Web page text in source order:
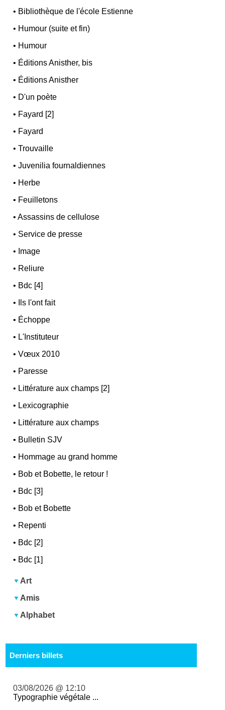
• Bibliothèque de l'école Estienne
• Humour (suite et fin)
• Humour
• Éditions Anisther, bis
• Éditions Anisther
• D'un poète
• Fayard [2]
• Fayard
•Trouvaille
•Juvenilia fournaldiennes
• Herbe
• Feuilletons
•Assassins de cellulose
• Service de presse
• Image
• Reliure
• Bdc [4]
•
Ils l'ont fait
• Échoppe
• L'Instituteur
•Vœux 2010
• Paresse
• Littérature aux champs [2]
• Lexicographie
• Littérature aux champs
• Bulletin SJV
• Hommage au grand homme
• Bob et Bobette, le retour !
• Bdc [3]
• Bob et Bobette
• Repenti
• Bdc [2]
• Bdc [1]
Art
Amis
Alphabet
Derniers billets
03/08/2026 @ 12:10
Typographie végétale ...